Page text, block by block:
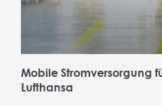
Mobile Stromversorgung
Lufthansa